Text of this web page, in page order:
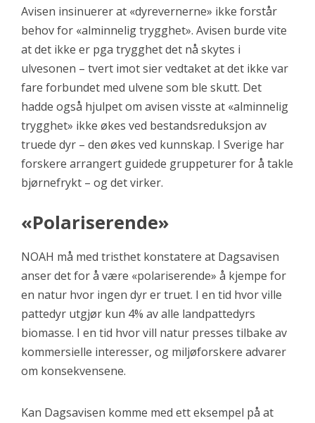
Avisen insinuerer at «dyrevernerne» ikke forstår
behov for «alminnelig trygghet». Avisen burde vite
at det ikke er pga trygghet det nå skytes i
ulvesonen – tvert imot sier vedtaket at det ikke var
fare forbundet med ulvene som ble skutt. Det
hadde også hjulpet om avisen visste at «alminnelig
trygghet» ikke økes ved bestandsreduksjon av
truede dyr – den økes ved kunnskap. I Sverige har
forskere arrangert guidede gruppeturer for å takle
bjørnefrykt – og det virker.
«Polariserende»
NOAH må med tristhet konstatere at Dagsavisen
anser det for å være «polariserende» å kjempe for
en natur hvor ingen dyr er truet. I en tid hvor ville
pattedyr utgjør kun 4% av alle landpattedyrs
biomasse. I en tid hvor vill natur presses tilbake av
kommersielle interesser, og miljøforskere advarer
om konsekvensene.
Kan Dagsavisen komme med ett eksempel på at